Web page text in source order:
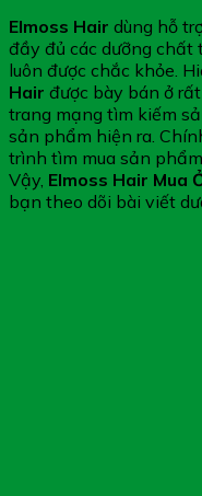
Elmoss Hair dùng hỗ
đầy đủ các dưỡng chất
luôn được chắc khỏe.
Hair được bày bán ở
trang mạng tìm kiếm
sản phẩm hiện ra.
trình tìm mua sản
Vậy, Elmoss Hair Mua
bạn theo dõi bài viết